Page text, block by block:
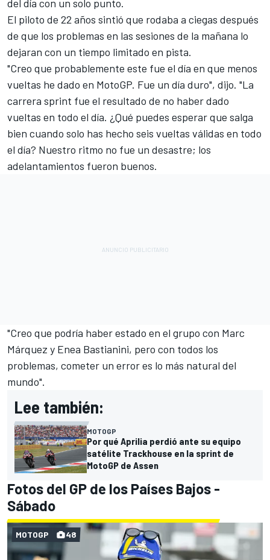
del día con un solo punto.
El piloto de 22 años sintió que rodaba a ciegas después
de que los problemas en las sesiones de la mañana lo
dejaran con un tiempo limitado en pista.
"Creo que probablemente este fue el día en que menos
vueltas he dado en MotoGP. Fue un día duro", dijo. "La
carrera sprint fue el resultado de no haber dado
vueltas en todo el día. ¿Qué puedes esperar que salga
bien cuando solo has hecho seis vueltas válidas en todo
el día? Nuestro ritmo no fue un desastre; los
adelantamientos fueron buenos.
"Creo que podría haber estado en el grupo con Marc
Márquez y Enea Bastianini, pero con todos los
problemas, cometer un error es lo más natural del
mundo".
Lee también:
MOTOGP
Por qué Aprilia perdió ante su equipo
satélite Trackhouse en la sprint de
MotoGP de Assen
Fotos del GP de los Países Bajos -
Sábado
MOTOGP 48